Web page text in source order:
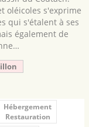
oléicoles s'exprime
qui s'étalent à ses
également de
Hébergement
Restauration